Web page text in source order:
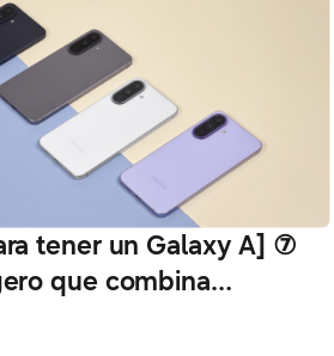
tener un Galaxy A] ⑦
que combina